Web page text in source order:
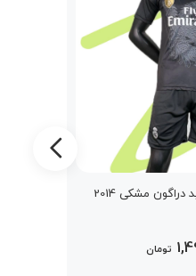
مشکی 2014
تومان